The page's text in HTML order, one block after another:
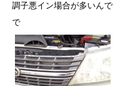
調子悪イン場合が多いんで
で